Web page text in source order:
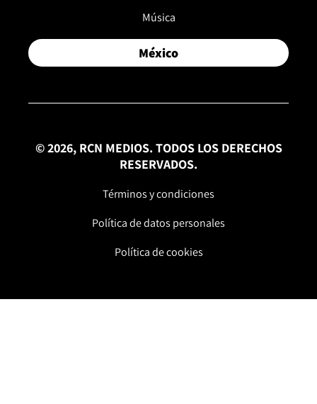
Música
México
© 2026, RCN MEDIOS. TODOS LOS DERECHOS
RESERVADOS.
Términos y condiciones
Política de datos personales
Política de cookies